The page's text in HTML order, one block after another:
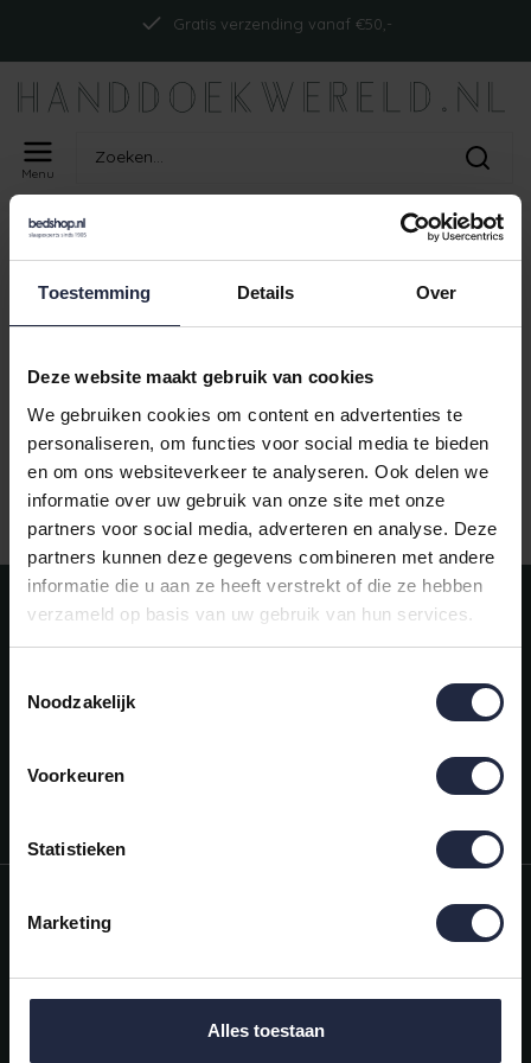
Toestemming Details Over
Deze website maakt gebruik van cookies
We gebruiken cookies om content en advertenties te
personaliseren, om functies voor social media te bieden
en om ons websiteverkeer te analyseren. Ook delen we
informatie over uw gebruik van onze site met onze
partners voor social media, adverteren en analyse. Deze
partners kunnen deze gegevens combineren met andere
informatie die u aan ze heeft verstrekt of die ze hebben
verzameld op basis van uw gebruik van hun services.
Noodzakelijk
Voorkeuren
Statistieken
Marketing
Alles toestaan
Gratis verzending vanaf €50,-
Menu
Home
PRODUCTEN GETAGD MET
ISM_ABYSSREVERSIBLECT_LAUREL
Geen producten gevonden!
Gratis verzending vanaf €50,-
Meld je aan voor onze nieuwsbrief!
AANMELDEN
Mijn account
Categorieën